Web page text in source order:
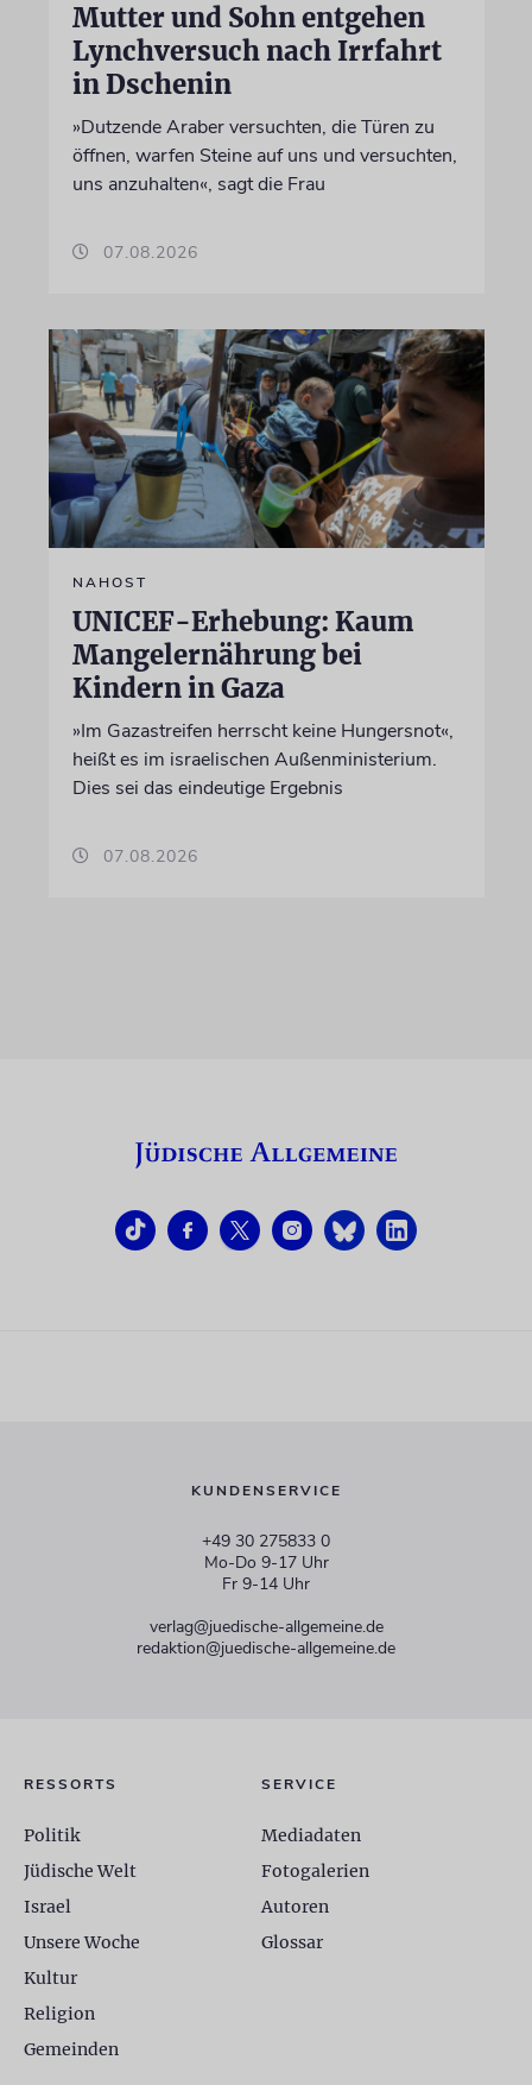
Mutter und Sohn entgehen
Lynchversuch nach Irrfahrt
in Dschenin
»Dutzende Araber versuchten, die Türen zu
öffnen, warfen Steine auf uns und versuchten,
uns anzuhalten«, sagt die Frau
07.08.2026
NAHOST
UNICEF-Erhebung: Kaum
Mangelernährung bei
Kindern in Gaza
»Im Gazastreifen herrscht keine Hungersnot«,
heißt es im israelischen Außenministerium.
Dies sei das eindeutige Ergebnis
07.08.2026
KUNDENSERVICE
+49 30 275833 0
Mo-Do 9-17 Uhr
Fr 9-14 Uhr
verlag@juedische-allgemeine.de
redaktion@juedische-allgemeine.de
RESSORTS
Politik
Jüdische Welt
Israel
Unsere Woche
Kultur
Religion
Gemeinden
SERVICE
Mediadaten
Fotogalerien
Autoren
Glossar